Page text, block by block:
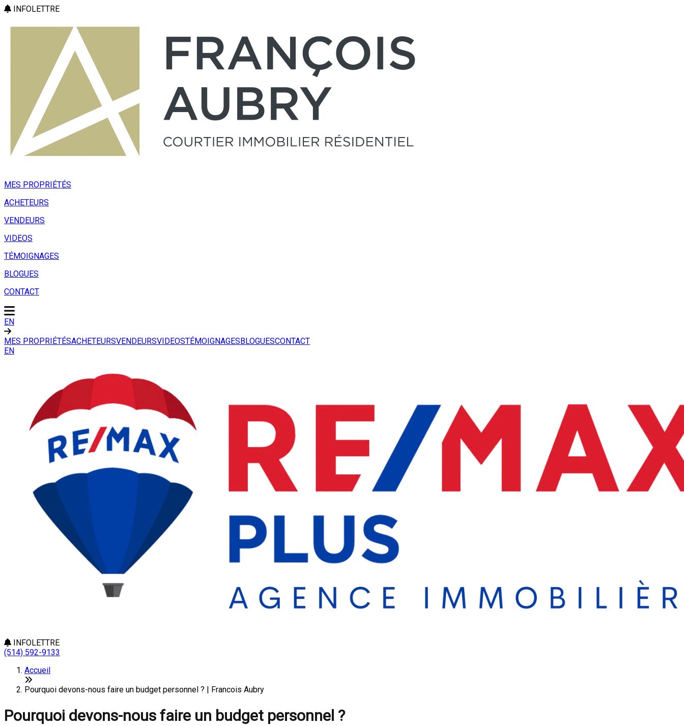
INFOLETTRE
MES PROPRIÉTÉS
ACHETEURS
VENDEURS
VIDEOS
TÉMOIGNAGES
BLOGUES
CONTACT
EN
MES PROPRIÉTÉSACHETEURSVENDEURSVIDEOSTÉMOIGNAGESBLOGUESCONTACT
EN
INFOLETTRE
(514) 592-9133
Accueil
Pourquoi devons-nous faire un budget personnel ? | Francois Aubry
Pourquoi devons-nous faire un budget personnel ?